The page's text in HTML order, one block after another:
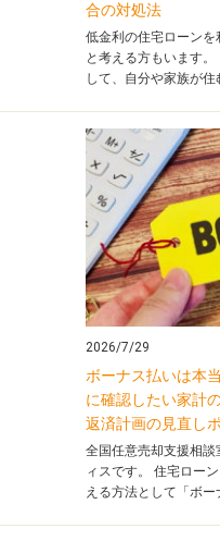
合の対処法
低金利の住宅ローン
と考える方もいます
して、自分や家族が
2026/7/29
ボーナス払いは本
に確認したい家計
返済計画の見直し
全国任意売却支援相
ィスです。 住宅ロー
える方法として「ボ